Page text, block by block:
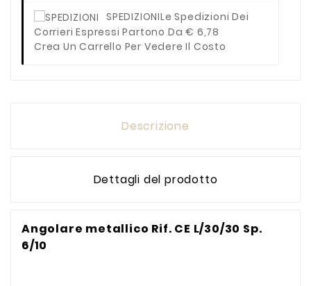
SPEDIZIONILe Spedizioni Dei
Corrieri Espressi Partono Da € 6,78
Crea Un Carrello Per Vedere Il Costo
Descrizione
Dettagli del prodotto
Angolare metallico Rif. CE L/30/30 Sp.
6/10